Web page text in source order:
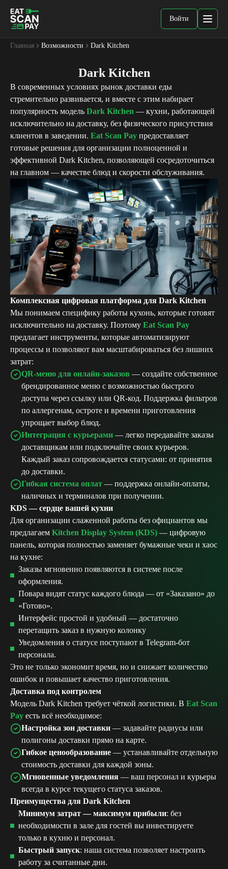
Войти
Главная Возможности Dark Kitchen
Dark Kitchen
В современных условиях рынок доставки еды
стремительно развивается, и вместе с этим набирает
популярность модель Dark Kitchen — кухни, работающей
исключительно на доставку, без физического присутствия
клиентов в заведении. Eat Scan Pay предоставляет
готовые решения для организации полноценной и
эффективной Dark Kitchen, позволяющей сосредоточиться
на главном — качестве блюд и скорости обслуживания.
Комплексная цифровая платформа для Dark Kitchen
Мы понимаем специфику работы кухонь, которые готовят
исключительно на доставку. Поэтому Eat Scan Pay
предлагает инструменты, которые автоматизируют
процессы и позволяют вам масштабироваться без лишних
затрат:
QR-меню для онлайн-заказов — создайте собственное
брендированное меню с возможностью быстрого
доступа через ссылку или QR-код. Поддержка фильтров
по аллергенам, остроте и времени приготовления
упрощает выбор блюд.
Интеграция с курьерами — легко передавайте заказы
доставщикам или подключайте своих курьеров.
Каждый заказ сопровождается статусами: от принятия
до доставки.
Гибкая система оплат — поддержка онлайн-оплаты,
наличных и терминалов при получении.
KDS — сердце вашей кухни
Для организации слаженной работы без официантов мы
предлагаем Kitchen Display System (KDS) — цифровую
панель, которая полностью заменяет бумажные чеки и хаос
на кухне:
Заказы мгновенно появляются в системе после
оформления.
Повара видят статус каждого блюда — от «Заказано» до
«Готово».
Интерфейс простой и удобный — достаточно
перетащить заказ в нужную колонку
Уведомления о статусе поступают в Telegram-бот
персонала.
Это не только экономит время, но и снижает количество
ошибок и повышает качество приготовления.
Доставка под контролем
Модель Dark Kitchen требует чёткой логистики. В Eat Scan
Pay есть всё необходимое:
Настройка зон доставки — задавайте радиусы или
полигоны доставки прямо на карте.
Гибкое ценообразование — устанавливайте отдельную
стоимость доставки для каждой зоны.
Мгновенные уведомления — ваш персонал и курьеры
всегда в курсе текущего статуса заказов.
Преимущества для Dark Kitchen
Минимум затрат — максимум прибыли: без
необходимости в зале для гостей вы инвестируете
только в кухню и персонал.
Быстрый запуск: наша система позволяет настроить
работу за считанные дни.